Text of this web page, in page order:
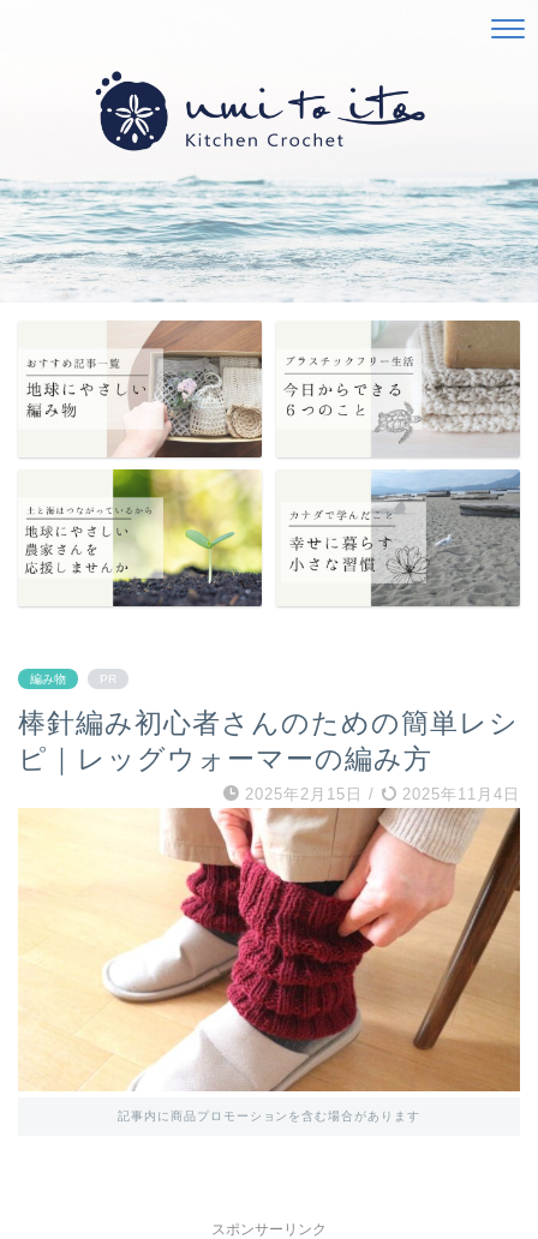
編み物 PR
棒針編み初心者さんのための簡単レシ
ピ｜レッグウォーマーの編み方
2025年2月15日 / 2025年11月4日
記事内に商品プロモーションを含む場合があります
スポンサーリンク